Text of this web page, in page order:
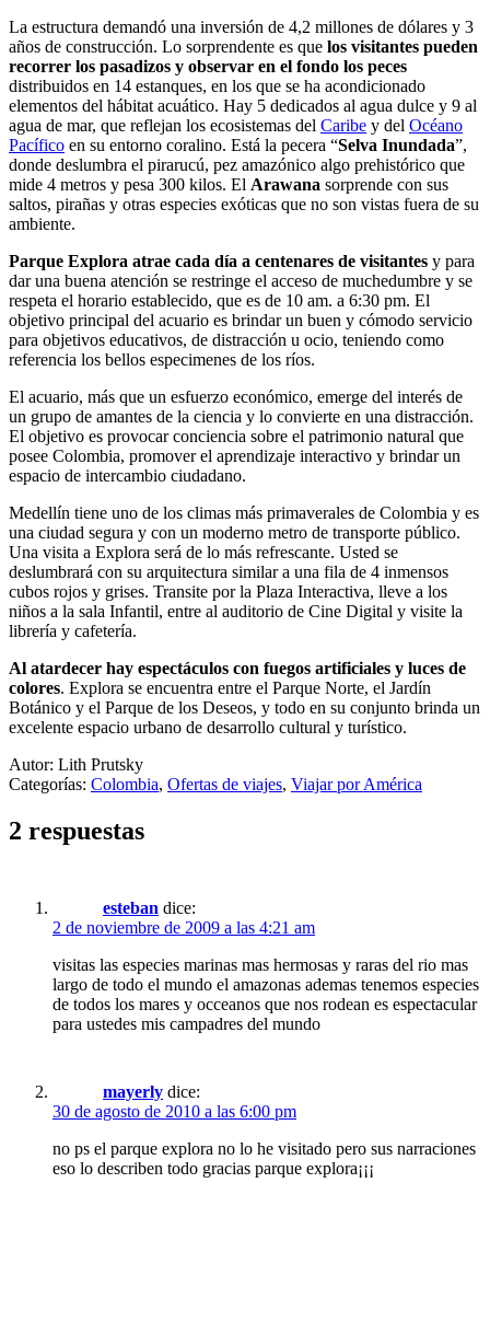
La estructura demandó una inversión de 4,2 millones de dólares y 3
años de construcción. Lo sorprendente es que los visitantes pueden
recorrer los pasadizos y observar en el fondo los peces
distribuidos en 14 estanques, en los que se ha acondicionado
elementos del hábitat acuático. Hay 5 dedicados al agua dulce y 9 al
agua de mar, que reflejan los ecosistemas del Caribe y del Océano
Pacífico en su entorno coralino. Está la pecera “Selva Inundada”,
donde deslumbra el pirarucú, pez amazónico algo prehistórico que
mide 4 metros y pesa 300 kilos. El Arawana sorprende con sus
saltos, pirañas y otras especies exóticas que no son vistas fuera de su
ambiente.
Parque Explora atrae cada día a centenares de visitantes y para
dar una buena atención se restringe el acceso de muchedumbre y se
respeta el horario establecido, que es de 10 am. a 6:30 pm. El
objetivo principal del acuario es brindar un buen y cómodo servicio
para objetivos educativos, de distracción u ocio, teniendo como
referencia los bellos especimenes de los ríos.
El acuario, más que un esfuerzo económico, emerge del interés de
un grupo de amantes de la ciencia y lo convierte en una distracción.
El objetivo es provocar conciencia sobre el patrimonio natural que
posee Colombia, promover el aprendizaje interactivo y brindar un
espacio de intercambio ciudadano.
Medellín tiene uno de los climas más primaverales de Colombia y es
una ciudad segura y con un moderno metro de transporte público.
Una visita a Explora será de lo más refrescante. Usted se
deslumbrará con su arquitectura similar a una fila de 4 inmensos
cubos rojos y grises. Transite por la Plaza Interactiva, lleve a los
niños a la sala Infantil, entre al auditorio de Cine Digital y visite la
librería y cafetería.
Al atardecer hay espectáculos con fuegos artificiales y luces de
colores. Explora se encuentra entre el Parque Norte, el Jardín
Botánico y el Parque de los Deseos, y todo en su conjunto brinda un
excelente espacio urbano de desarrollo cultural y turístico.
Autor: Lith Prutsky
Categorías: Colombia, Ofertas de viajes, Viajar por América
2 respuestas
esteban dice:
2 de noviembre de 2009 a las 4:21 am
visitas las especies marinas mas hermosas y raras del rio mas
largo de todo el mundo el amazonas ademas tenemos especies
de todos los mares y occeanos que nos rodean es espectacular
para ustedes mis campadres del mundo
mayerly dice:
30 de agosto de 2010 a las 6:00 pm
no ps el parque explora no lo he visitado pero sus narraciones
eso lo describen todo gracias parque explora¡¡¡